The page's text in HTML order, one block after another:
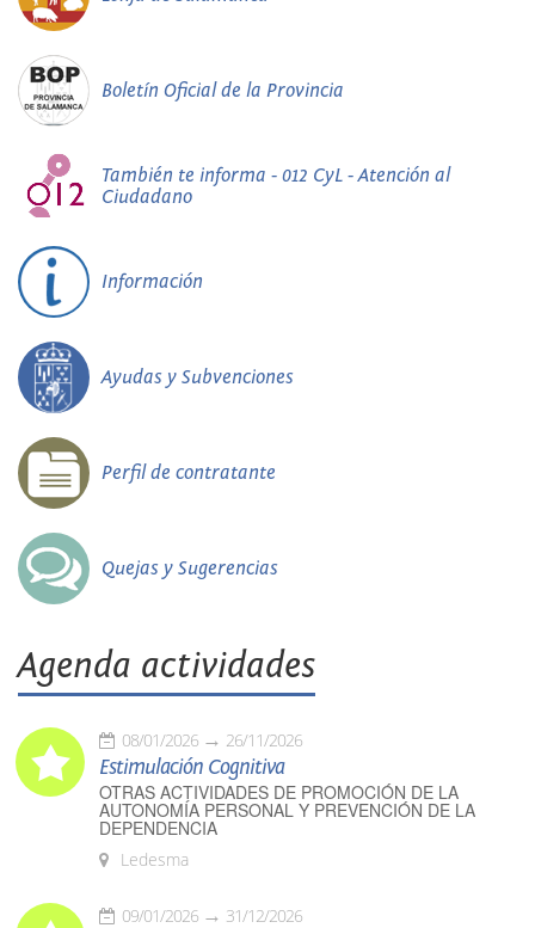
Boletín Oficial de la Provincia
También te informa - 012 CyL - Atención al
Ciudadano
Información
Ayudas y Subvenciones
Perfil de contratante
Quejas y Sugerencias
Agenda actividades
08/01/2026 26/11/2026
Estimulación Cognitiva
OTRAS ACTIVIDADES DE PROMOCIÓN DE LA
AUTONOMÍA PERSONAL Y PREVENCIÓN DE LA
DEPENDENCIA
Ledesma
09/01/2026 31/12/2026